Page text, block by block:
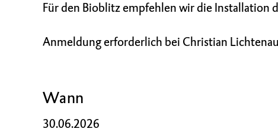
Für den Bioblitz empfehlen wir die Installation
Anmeldung erforderlich bei Christian
Wann
30.06.2026